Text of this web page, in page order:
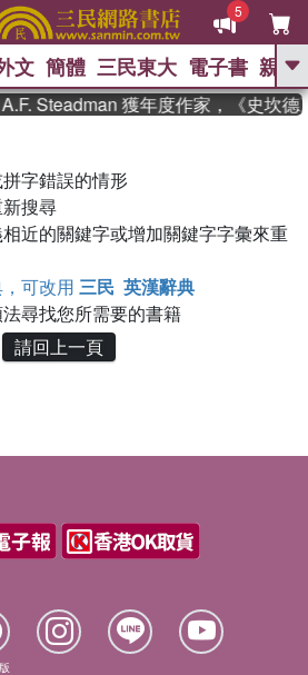
5
GO
繡 、 暑期推薦
李登輝時代
、 偉大的迷走神經 、 如果歷史是一
、
文 簡體 三民東大 電子書 親子
Steadman 獲年度作家，《史坎德
字錯誤的情形
搜尋
近的關鍵字或增加關鍵字字彙來重
可改用 三民 英漢辭典
尋找您所需要的書籍
請回上一頁